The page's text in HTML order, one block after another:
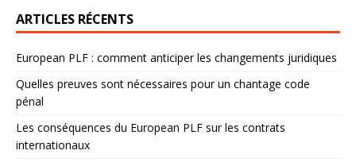
ARTICLES RÉCENTS
European PLF : comment anticiper les changements juridiques
Quelles preuves sont nécessaires pour un chantage code
pénal
Les conséquences du European PLF sur les contrats
internationaux